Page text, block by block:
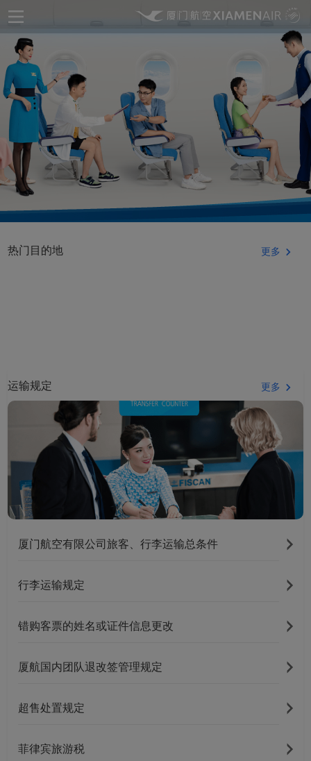
热门目的地 更多
运输规定 更多
厦门航空有限公司旅客、行李运输总条件
行李运输规定
错购客票的姓名或证件信息更改
厦航国内团队退改签管理规定
超售处置规定
菲律宾旅游税